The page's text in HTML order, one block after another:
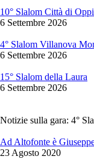
10° Slalom Città di
6 Settembre 2026
4° Slalom Villanova
6 Settembre 2026
15° Slalom della Laura
6 Settembre 2026
Notizie sulla gara: 4°
Ad Altofonte è
23 Agosto 2020